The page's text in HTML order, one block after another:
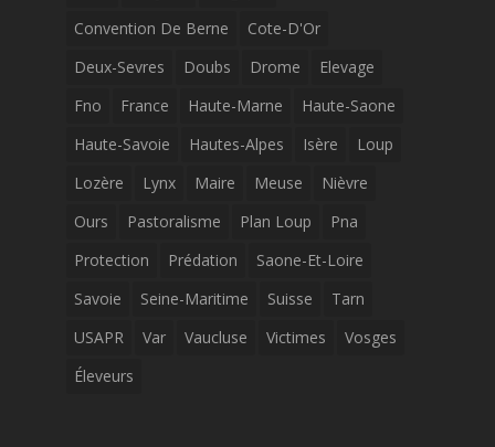
Convention De Berne
Cote-D'Or
Deux-Sevres
Doubs Drome
Elevage
Fno
France Haute-Marne
Haute-Saone
Haute-Savoie
Hautes-Alpes Isère
Loup
Lozère
Lynx Maire Meuse
Nièvre
Ours
Pastoralisme Plan Loup
Pna
Protection
Prédation
Saone-Et-Loire
Savoie
Seine-Maritime Suisse
Tarn
USAPR
Var Vaucluse Victimes
Vosges
Éleveurs